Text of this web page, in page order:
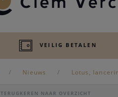
VEILIG BETALEN
Nieuws Lotus,
TERUGKEREN NAAR OVERZICHT